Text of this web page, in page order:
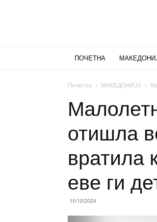
ПОЧЕТНА
Почетна МАКЕДОНИЈА
отишла
еве ги
10/10/2024